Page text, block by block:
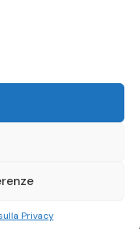
Privacy
europea.
.